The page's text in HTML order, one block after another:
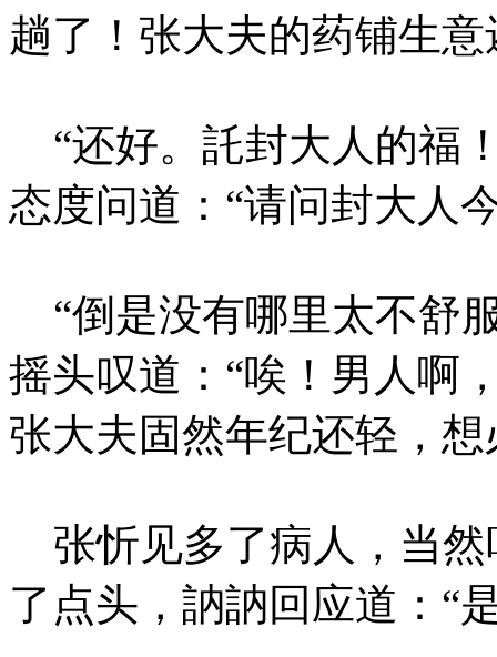
趟了！张大夫的药铺生意
“还好。託封大人的福
态度问道：“请问封大人
“倒是没有哪里太不舒
摇头叹道：“唉！男人啊
张大夫固然年纪还轻，想
张忻见多了病人，当然
了点头，訥訥回应道：“